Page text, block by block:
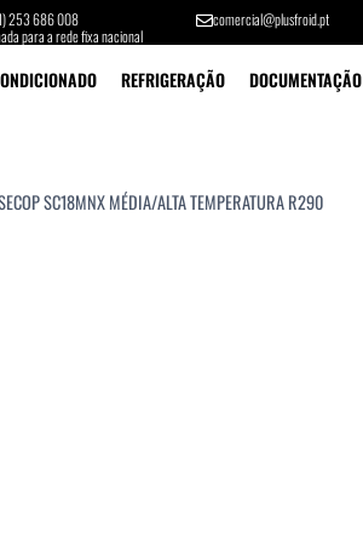
253 686 008
para a rede fixa nacional
comercial@plusfroid.pt
REFRIGERAÇÃO DOCUMENTAÇÃO
SC18MNX MÉDIA/ALTA TEMPERATURA R290